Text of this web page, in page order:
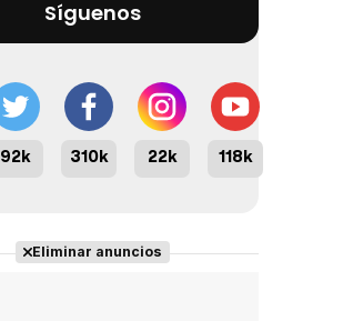
Síguenos
92k 310k 22k 118k
Eliminar anuncios